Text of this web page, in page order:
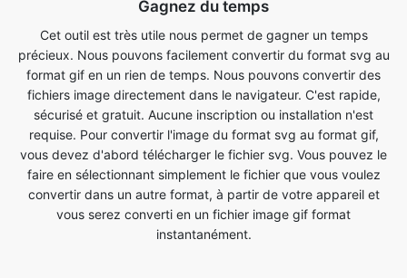
fichiers image directement dans le navigateur. C'est rapide,
sécurisé et gratuit. Aucune inscription ou installation n'est
requise. Pour convertir l'image du format svg au format gif,
vous devez d'abord télécharger le fichier svg. Vous pouvez le
faire en sélectionnant simplement le fichier que vous voulez
convertir dans un autre format, à partir de votre appareil et
vous serez converti en un fichier image gif format
instantanément.